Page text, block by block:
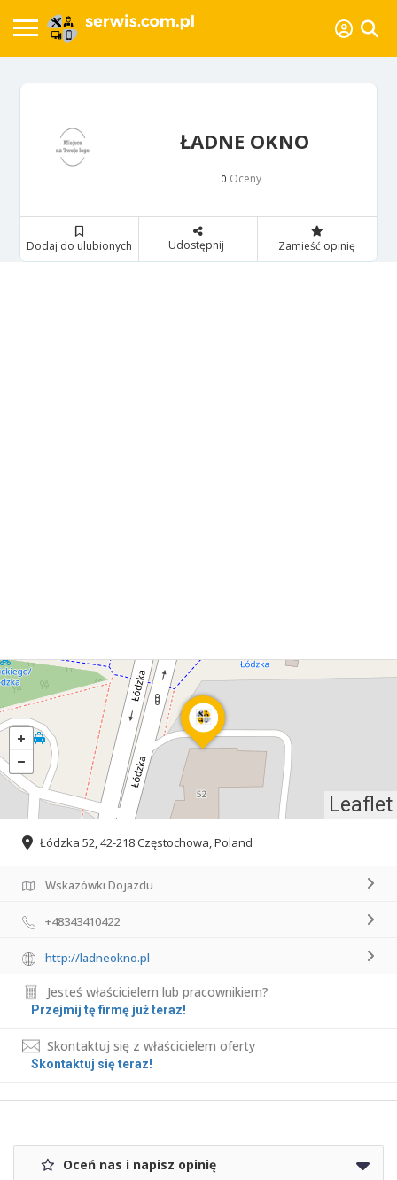
ŁADNE OKNO
0 Oceny
Dodaj do ulubionych Udostępnij Zamieść opinię
Leaflet
Łódzka 52, 42-218 Częstochowa, Poland
Wskazówki Dojazdu
+48343410422
http://ladneokno.pl
Jesteś właścicielem lub pracownikiem?
Przejmij tę firmę już teraz!
Skontaktuj się z właścicielem oferty
Skontaktuj się teraz!
Oceń nas i napisz opinię